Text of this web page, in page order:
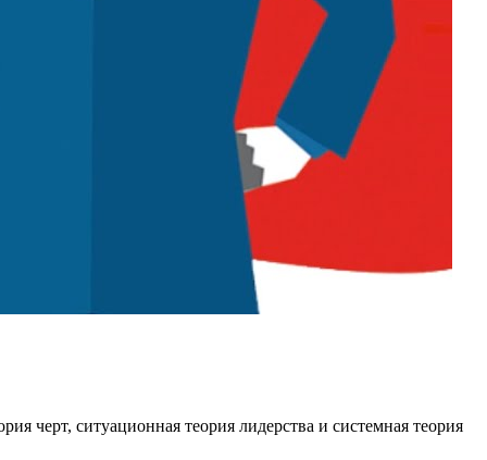
черт, ситуационная теория лидерства и системная теория